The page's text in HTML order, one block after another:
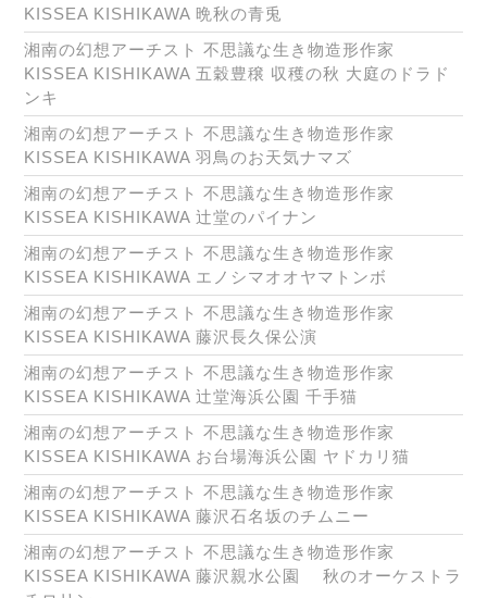
KISSEA KISHIKAWA 晩秋の青兎
湘南の幻想アーチスト 不思議な生き物造形作家
KISSEA KISHIKAWA 五穀豊穣 収穫の秋 大庭のドラド
ンキ
湘南の幻想アーチスト 不思議な生き物造形作家
KISSEA KISHIKAWA 羽鳥のお天気ナマズ
湘南の幻想アーチスト 不思議な生き物造形作家
KISSEA KISHIKAWA 辻堂のパイナン
湘南の幻想アーチスト 不思議な生き物造形作家
KISSEA KISHIKAWA エノシマオオヤマトンボ
湘南の幻想アーチスト 不思議な生き物造形作家
KISSEA KISHIKAWA 藤沢長久保公演
湘南の幻想アーチスト 不思議な生き物造形作家
KISSEA KISHIKAWA 辻堂海浜公園 千手猫
湘南の幻想アーチスト 不思議な生き物造形作家
KISSEA KISHIKAWA お台場海浜公園 ヤドカリ猫
湘南の幻想アーチスト 不思議な生き物造形作家
KISSEA KISHIKAWA 藤沢石名坂のチムニー
湘南の幻想アーチスト 不思議な生き物造形作家
KISSEA KISHIKAWA 藤沢親水公園 秋のオーケストラ